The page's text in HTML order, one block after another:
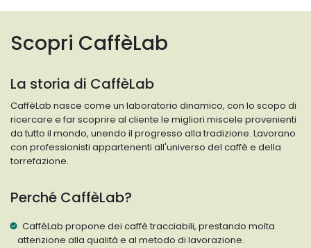
Scopri CaffèLab
La storia di CaffèLab
CaffèLab nasce come un laboratorio dinamico, con lo scopo di
ricercare e far scoprire al cliente le migliori miscele provenienti
da tutto il mondo, unendo il progresso alla tradizione. Lavorano
con professionisti appartenenti all'universo del caffè e della
torrefazione.
Perché CaffèLab?
CaffèLab propone dei caffè tracciabili, prestando molta
attenzione alla qualità e al metodo di lavorazione.